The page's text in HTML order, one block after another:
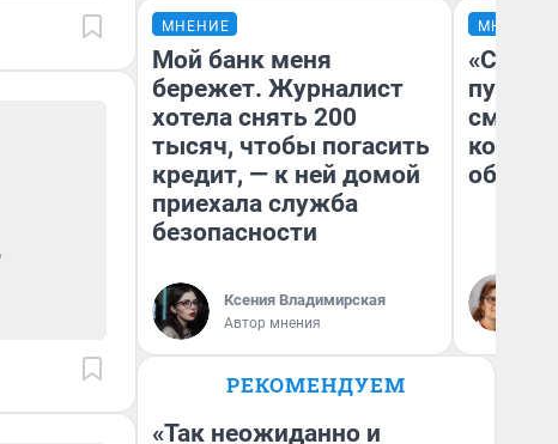
МНЕНИЕ
Мой банк меня
бережет. Журналист
хотела снять 200
тысяч, чтобы погасить
кредит, — к ней домой
приехала служба
безопасности
Ксения Владимирская
Автор мнения
МНЕНИЕ
РЕКОМЕНДУЕМ
«Так неожиданно и